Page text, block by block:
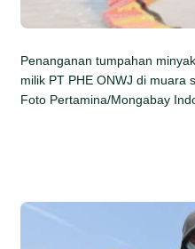
Penanganan tumpahan
milik PT PHE ONWJ di muara
Foto Pertamina/Mongabay